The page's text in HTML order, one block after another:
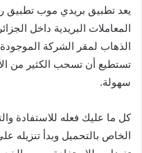
يعد تطبيق بريدي موب تطبيق
المعاملات البريدية داخل
الذهاب لمقر الشركة
تستطيع أن تسحب الكثير من
سهولة.
كل ما عليك فعله للاستفادة
الخاص بالتحميل وبدأ تنزيله